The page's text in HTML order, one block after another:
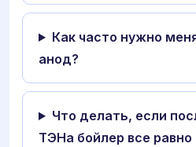
Как часто нужно
анод?
Что делать, если
ТЭНа бойлер все равно